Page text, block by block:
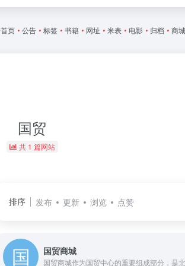
首页 • 公告 • 标签 • 书籍 • 网址 • 米表 • 电影 • 归档 • 商城
国贸
共 1 篇网站
排序 发布 更新 浏览 点赞
国贸商城